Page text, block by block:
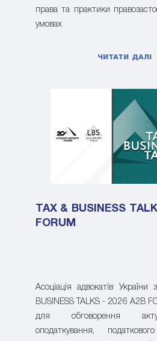
права та практики
умовах
ЧИТАТИ ДАЛІ
TAX & BUSINESS
FORUM
Асоціація адвокатів
BUSINESS TALKS - 2026 A2B
для обговорення
оподаткування,